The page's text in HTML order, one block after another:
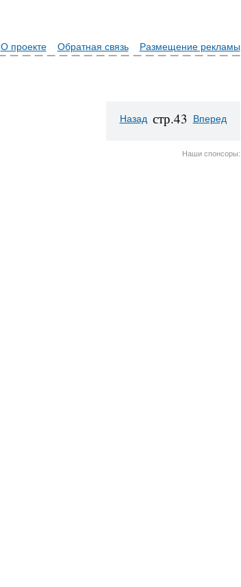
О проекте Обратная связь Размещение рекламы
Назад стр.43 Вперед
Наши спонсоры: